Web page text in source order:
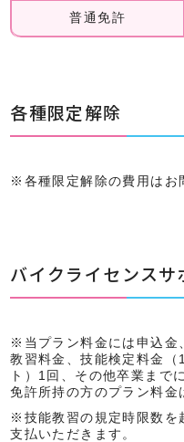
普通免許
各種限定解除
各種限定解除の費用はお
バイクライセンス
当プラン料金には申込
教習料金、技能検定料金（
ト）1回、その他卒業まで
免許所持の方のプラン料金
技能教習の規定時限数を
支払いただきます。